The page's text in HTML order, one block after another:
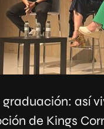
así
de Kings